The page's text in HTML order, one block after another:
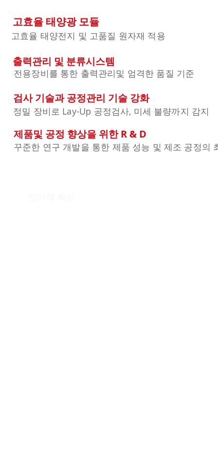
고효율 태양광 모듈
고효율 태양전지 및 고품질 원자재 적용
전용장비를 통한 출력관리및 엄격한 품질 기준
출력관리 및 분류시스템
정밀 장비로 Lay-Up 공정검사, 미세 불량까지 감지
꾸준한 연구 개발을 통한 제품 성능 및 제조 공정의
제품및 공정 향상을 위한 R & D
검사 기술과 공정관리 기술 강화